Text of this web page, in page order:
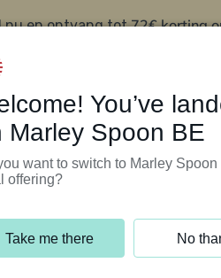
nu en ontvang tot72€ korting
You’ve
Marley Spoon BE
want to switch to Marley
offering?
Take me there No